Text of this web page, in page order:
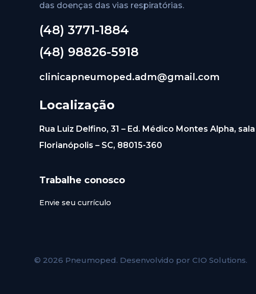
das doenças das vias respiratórias.
(48) 3771-1884
(48) 98826-5918
clinicapneumoped.adm@gmail.com
Localização
Rua Luiz Delfino, 31 – Ed. Médico Montes Alpha,
Florianópolis – SC, 88015-360
Trabalhe conosco
Envie seu currículo
© 2026 Pneumoped. Desenvolvido porCIO Solutions.